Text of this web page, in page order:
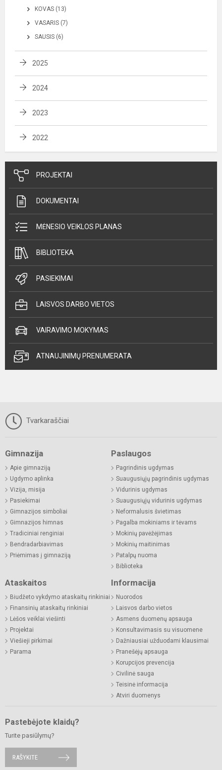
KOVAS (13)
VASARIS (7)
SAUSIS (6)
2025
2024
2023
2022
PROJEKTAI
DOKUMENTAI
MĖNESIO VEIKLOS PLANAS
BIBLIOTEKA
PASIEKIMAI
LAISVOS DARBO VIETOS
VAIRAVIMO MOKYMAS
ATNAUJINIMŲ PRENUMERATA
Tvarkaraščiai
Gimnazija
Apie gimnaziją
Ugdymo aplinka
Vizija, misija
Pasiekimai
Gimnazijos simboliai
Gimnazijos himnas
Tradiciniai renginiai
Bendradarbiavimas
Priėmimas į gimnaziją
Paslaugos
Pagrindinis ugdymas
Suaugusiųjų pagrindinis ugdymas
Vidurinis ugdymas
Suaugusiųjų vidurinis ugdymas
Neformalusis švietimas
Pagalba mokiniams ir tėvams
Mokinių pavėžėjimas
Mokinių maitinimas
Patalpų nuoma
Biblioteka
Ataskaitos
Biudžeto vykdymo ataskaitų rinkiniai
Finansinių ataskaitų rinkiniai
Lėšos veiklai viešinti
Projektai
Viešieji pirkimai
Parama
Informacija
Nuorodos
Laisvos darbo vietos
Asmens duomenų apsauga
Konsultavimasis su visuomene
Dažniausiai užduodami klausimai
Pranešėjų apsauga
Korupcijos prevencija
Civilinė sauga
Teisinė informacija
Atviri duomenys
Pastebėjote klaidų?
Turite pasiūlymų?
RAŠYKITE